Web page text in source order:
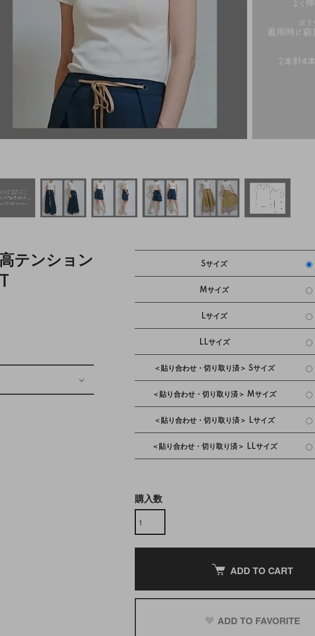
テンション
Sサイズ
Mサイズ
Lサイズ
LLサイズ
＜貼り合わせ・切り取り済＞ Sサイズ
＜貼り合わせ・切り取り済＞ Mサイズ
＜貼り合わせ・切り取り済＞ Lサイズ
＜貼り合わせ・切り取り済＞ LLサイズ
購入数
ADD TO CART
ADD TO FAVORITE